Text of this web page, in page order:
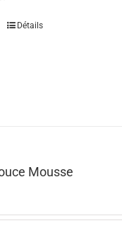
Détails
Mousse